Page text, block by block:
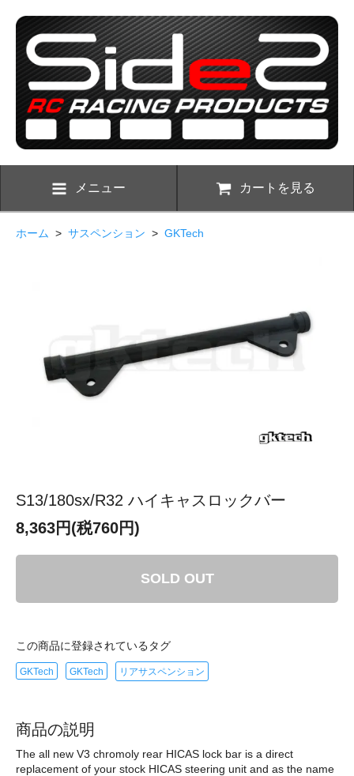
メニュー カートを見る
ホーム > サスペンション > GKTech
S13/180sx/R32 ハイキャスロックバー
8,363円(税760円)
SOLD OUT
この商品に登録されているタグ
GKTech GKTech リアサスペンション
商品の説明
The all new V3 chromoly rear HICAS lock bar is a direct
replacement of your stock HICAS steering unit and as the name